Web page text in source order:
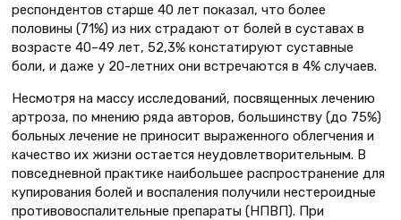
респондентов старше 40 лет показал, что более
половины (71%) из них страдают от болей в суставах в
возрасте 40–49 лет, 52,3% констатируют суставные
боли, и даже у 20-летних они встречаются в 4% случаев.
Несмотря на массу исследований, посвященных лечению
артроза, по мнению ряда авторов, большинству (до 75%)
больных лечение не приносит выраженного облегчения и
качество их жизни остается неудовлетворительным. В
повседневной практике наибольшее распространение для
купирования болей и воспаления получили нестероидные
противовоспалительные препараты (НПВП). При